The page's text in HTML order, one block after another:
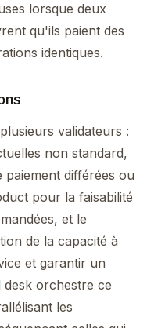
lorsque deux
qu'ils paient des
identiques.
validateurs :
non standard,
différées ou
pour la faisabilité
et le
de la capacité à
et garantir un
desk orchestre ce
les